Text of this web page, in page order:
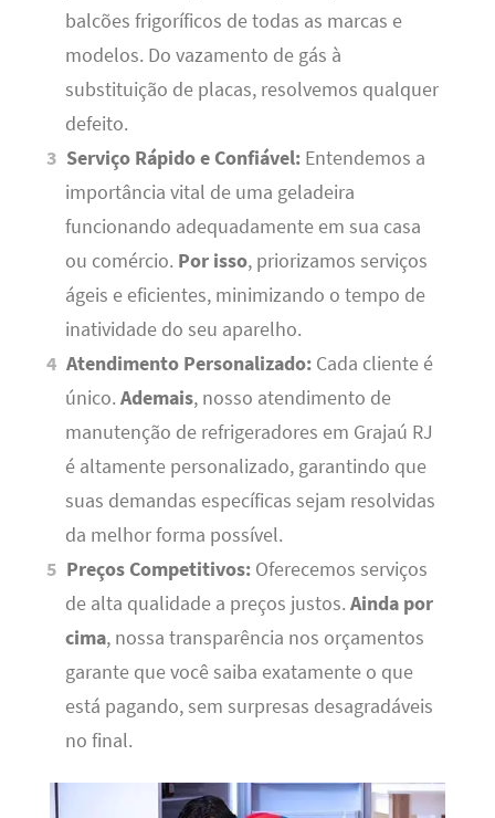
balcões frigoríficos de todas as marcas e
modelos. Do vazamento de gás à
substituição de placas, resolvemos qualquer
defeito.
Serviço Rápido e Confiável: Entendemos a
importância vital de uma geladeira
funcionando adequadamente em sua casa
ou comércio. Por isso, priorizamos serviços
ágeis e eficientes, minimizando o tempo de
inatividade do seu aparelho.
Atendimento Personalizado: Cada cliente é
único. Ademais, nosso atendimento de
manutenção de refrigeradores em Grajaú RJ
é altamente personalizado, garantindo que
suas demandas específicas sejam resolvidas
da melhor forma possível.
Preços Competitivos: Oferecemos serviços
de alta qualidade a preços justos. Ainda por
cima, nossa transparência nos orçamentos
garante que você saiba exatamente o que
está pagando, sem surpresas desagradáveis
no final.